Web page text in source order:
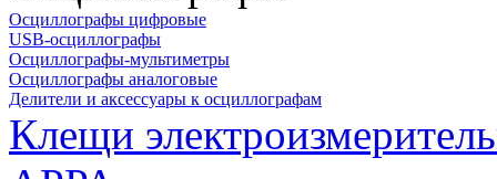
Осциллографы цифровые
USB-осциллографы
Осциллографы-мультиметры
Осциллографы аналоговые
Делители и аксессуары к осциллографам
Клещи